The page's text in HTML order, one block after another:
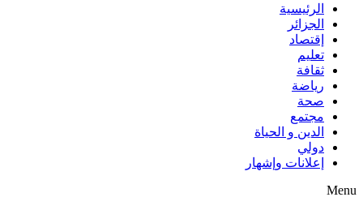
الرئيسية
الجزائر
إقتصاد
تعليم
ثقافة
رياضة
صحة
مجتمع
الدين و الحياة
دولي
إعلانات وإشهار
Menu